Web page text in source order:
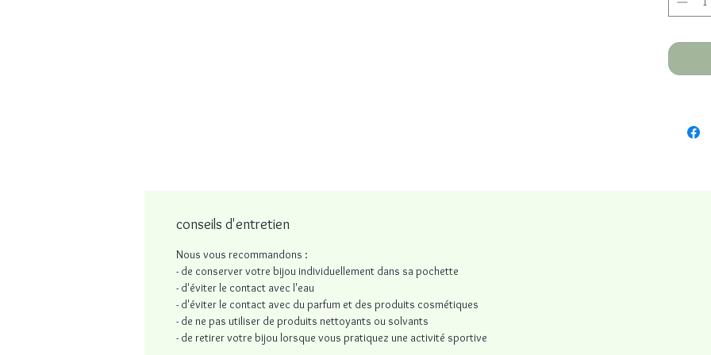
conseils d'entretien
Nous vous recommandons :
- de conserver votre bijou individuellement dans sa pochette
- d'éviter le contact avec l'eau
- d'éviter le contact avec du parfum et des produits cosmétiques
- de ne pas utiliser de produits nettoyants ou solvants
- de retirer votre bijou lorsque vous pratiquez une activité sportive